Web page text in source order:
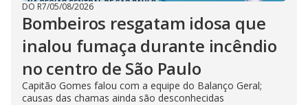
DO R7/05/08/2026
Bombeiros resgatam idosa que
inalou fumaça durante incêndio
no centro de São Paulo
Capitão Gomes falou com a equipe do Balanço Geral;
causas das chamas ainda são desconhecidas